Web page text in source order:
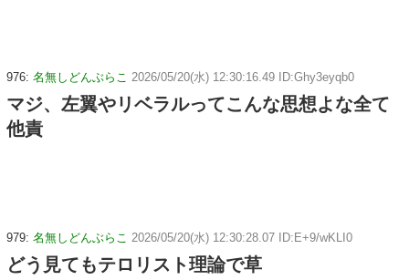
976: 名無しどんぶらこ 2026/05/20(水) 12:30:16.49 ID:Ghy3eyqb0
マジ、左翼やリベラルってこんな思想よな全て
他責
979: 名無しどんぶらこ 2026/05/20(水) 12:30:28.07 ID:E+9/wKLI0
どう見てもテロリスト理論で草